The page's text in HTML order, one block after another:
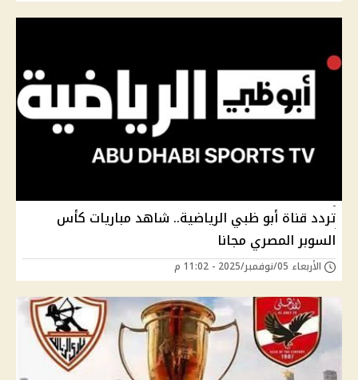
تردد قناة أبو ظبي الرياضية.. شاهد مباريات كأس
السوبر المصري مجانا
الأربعاء 05/نوفمبر/2025 - 11:02 م